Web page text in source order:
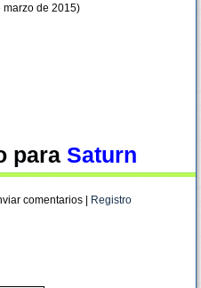
marzo de 2015)
para Saturn
comentarios | Registro